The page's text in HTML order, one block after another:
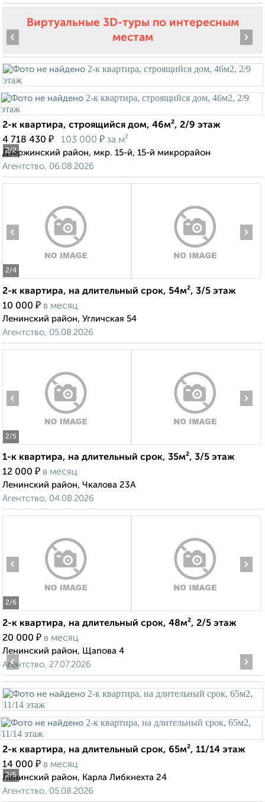
Виртуальные 3D-туры по интересным
местам
2/2
‹ ›
2-к квартира, строящийся дом, 46м², 2/9 этаж
4 718 430 ₽ 103 000 ₽ за м²
Дзержинский район, мкр. 15-й, 15-й микрорайон
Агентство, 06.08.2026
2/4
‹ ›
2-к квартира, на длительный срок, 54м², 3/5 этаж
10 000 ₽ в месяц
Ленинский район, Угличская 54
Агентство, 05.08.2026
2/5
‹ ›
1-к квартира, на длительный срок, 35м², 3/5 этаж
12 000 ₽ в месяц
Ленинский район, Чкалова 23А
Агентство, 04.08.2026
2/6
‹ ›
2-к квартира, на длительный срок, 48м², 2/5 этаж
20 000 ₽ в месяц
Ленинский район, Щапова 4
Агентство, 27.07.2026
2/5
‹ ›
2-к квартира, на длительный срок, 65м², 11/14 этаж
14 000 ₽ в месяц
Ленинский район, Карла Либкнехта 24
Агентство, 05.08.2026